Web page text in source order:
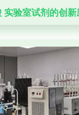
实验室试剂的创